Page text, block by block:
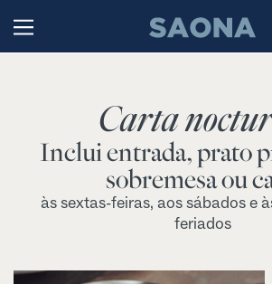
Grupo Saona
Carta
Inclui entrada, prato
sobremesa ou
às sextas-feiras, aos sábados e
feriados